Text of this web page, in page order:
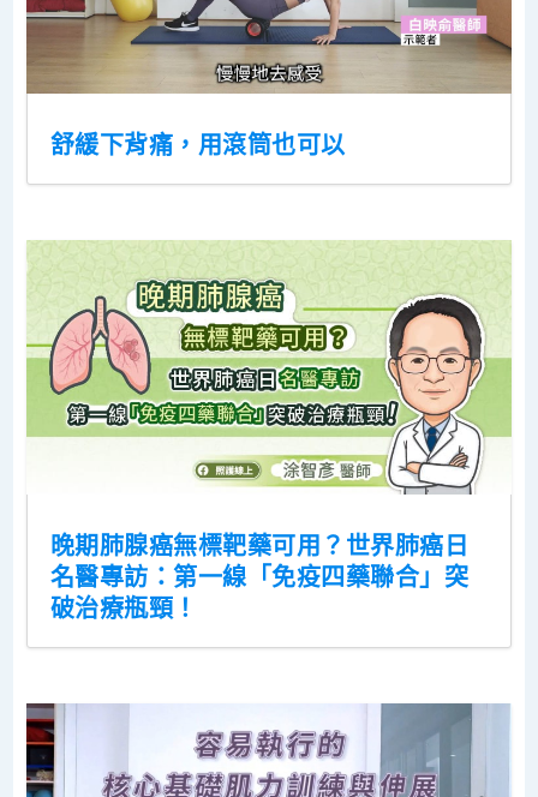
舒緩下背痛，用滾筒也可以
晚期肺腺癌無標靶藥可用？世界肺癌日
名醫專訪：第一線「免疫四藥聯合」突
破治療瓶頸！